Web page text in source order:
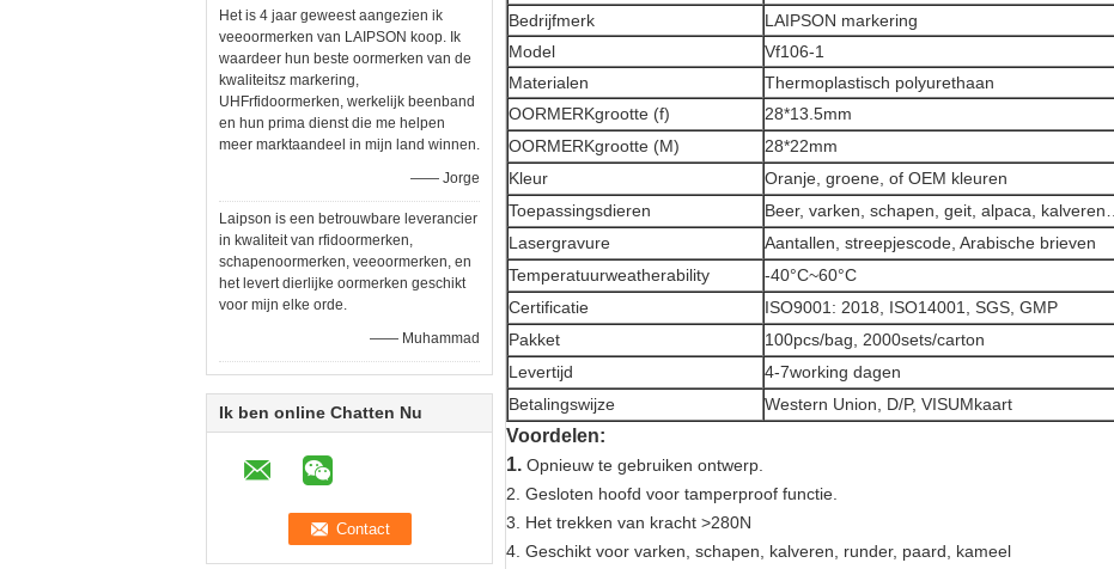
Het is 4 jaar geweest aangezien ik
veeoormerken van LAIPSON koop. Ik
waardeer hun beste oormerken van de
kwaliteitsz markering,
UHFrfidoormerken, werkelijk beenband
en hun prima dienst die me helpen
meer marktaandeel in mijn land winnen.
—— Jorge
Laipson is een betrouwbare leverancier
in kwaliteit van rfidoormerken,
schapenoormerken, veeoormerken, en
het levert dierlijke oormerken geschikt
voor mijn elke orde.
—— Muhammad
Ik ben online Chatten Nu
Bedrijfmerk
LAIPSON markering
Model
Vf106-1
Materialen
Thermoplastisch polyurethaan
OORMERKgrootte (f)
28*13.5mm
OORMERKgrootte (M)
28*22mm
Kleur
Oranje, groene, of OEM kleuren
Toepassingsdieren
Beer, varken, schapen, geit, alpaca, kalveren…
Lasergravure
Aantallen, streepjescode, Arabische brieven
Temperatuurweatherability
-40°C~60°C
Certificatie
ISO9001: 2018, ISO14001, SGS, GMP
Pakket
100pcs/bag, 2000sets/carton
Levertijd
4-7working dagen
Betalingswijze
Western Union, D/P, VISUMkaart
Voordelen:
1. Opnieuw te gebruiken ontwerp.
2. Gesloten hoofd voor tamperproof functie.
3. Het trekken van kracht >280N
4. Geschikt voor varken, schapen, kalveren, runder, paard, kameel